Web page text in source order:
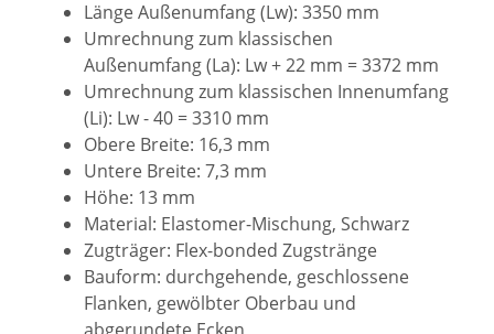
Länge Außenumfang (Lw): 3350 mm
Umrechnung zum klassischen
Außenumfang (La): Lw + 22 mm = 3372 mm
Umrechnung zum klassischen Innenumfang
(Li): Lw - 40 = 3310 mm
Obere Breite: 16,3 mm
Untere Breite: 7,3 mm
Höhe: 13 mm
Material: Elastomer-Mischung, Schwarz
Zugträger: Flex-bonded Zugstränge
Bauform: durchgehende, geschlossene
Flanken, gewölbter Oberbau und